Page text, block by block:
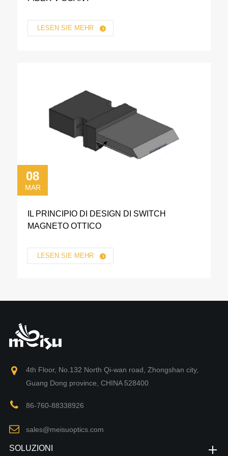
LESEN SIE MEHR
08
MAR
IL PRINCIPIO DI DESIGN DI SWITCH
MAGNETO OTTICO
LESEN SIE MEHR
4th Floor, No.132 North Qi-wan road, Zhongshan city,
Guang Dong province, CHINA 528400
86-760-88338926
sales@meisuoptics.com
SOLUZIONI